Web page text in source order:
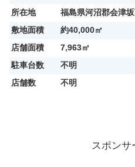
所在地
福島県河沼郡会津
敷地面積
約40,000㎡
店舗面積
7,963㎡
駐車台数
不明
店舗数
不明
スポンサ